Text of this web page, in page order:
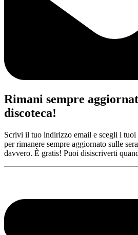
Rimani sempre
discoteca!
Scrivi il tuo indirizzo email e scegli i
per rimanere sempre aggiornato sulle
davvero. È gratis! Puoi disiscriverti